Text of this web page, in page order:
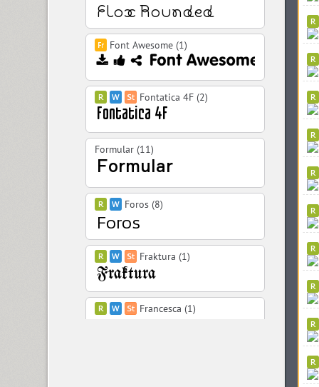
Font Awesome (1)
Fontatica 4F (2)
Formular (11)
Foros (8)
Fraktura (1)
Francesca (1)